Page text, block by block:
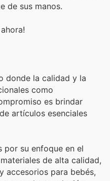
de sus manos.
donde la calidad y la
como
es brindar
artículos esenciales
por su enfoque en el
de alta calidad,
accesorios para bebés,